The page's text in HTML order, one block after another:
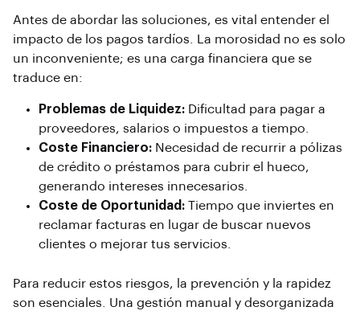
Antes de abordar las soluciones, es vital entender el
impacto de los pagos tardíos. La morosidad no es solo
un inconveniente; es una carga financiera que se
traduce en:
Problemas de Liquidez: Dificultad para pagar a
proveedores, salarios o impuestos a tiempo.
Coste Financiero: Necesidad de recurrir a pólizas
de crédito o préstamos para cubrir el hueco,
generando intereses innecesarios.
Coste de Oportunidad: Tiempo que inviertes en
reclamar facturas en lugar de buscar nuevos
clientes o mejorar tus servicios.
Para reducir estos riesgos, la prevención y la rapidez
son esenciales. Una gestión manual y desorganizada